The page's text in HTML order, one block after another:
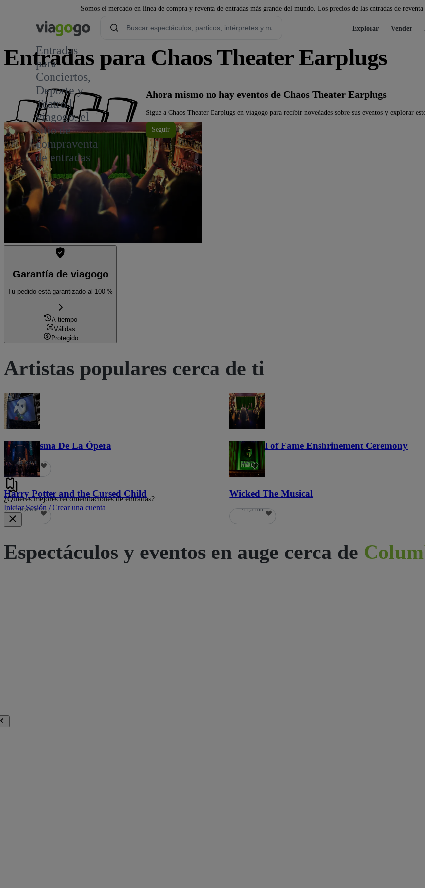
Somos el mercado en línea de compra y reventa de entradas más grande del mundo. Los precios de las entradas de
Entradas
para
Conciertos,
Deporte y
Teatro |
viagogo, el
sitio de
compraventa
de entradas
Explorar Vender
Entradas para Chaos Theater Earplugs
Ahora mismo no hay eventos de Chaos Theater Earplugs
Sigue a Chaos Theater Earplugs en viagogo para recibir novedades sobre sus eventos y explorar
Seguir
Garantía de viagogo
Tu pedido está garantizado al 100 %
A tiempo
Válidas
Protegido
Artistas populares cerca de ti
El Fantasma De La Ópera
21,8 mil
NFL Hall of Fame Enshrinement Ceremony
22
Harry Potter and the Cursed Child
19,5 mil
Wicked The Musical
41,3 mil
¿Quieres mejores recomendaciones de entradas?
Iniciar Sesión / Crear una cuenta
Espectáculos y eventos en auge cerca de